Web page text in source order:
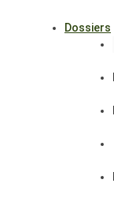
Dossiers